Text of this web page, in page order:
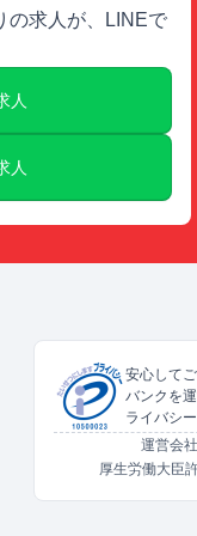
の求人が、LINEで
人
人
安心して
バンクを
ライバシ
運営会社
厚生労働大臣